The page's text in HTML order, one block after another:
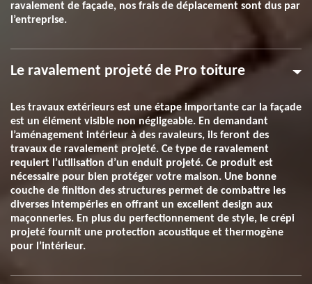
ravalement de façade, nos frais de déplacement sont dus par
l’entreprise.
Le ravalement projeté de Pro toiture
Les travaux extérieurs est une étape importante car la façade
est un élément visible non négligeable. En demandant
l’aménagement intérieur à des ravaleurs, ils feront des
travaux de ravalement projeté. Ce type de ravalement
requiert l’utilisation d’un enduit projeté. Ce produit est
nécessaire pour bien protéger votre maison. Une bonne
couche de finition des structures permet de combattre les
diverses intempéries en offrant un excellent design aux
maçonneries. En plus du perfectionnement de style, le crépi
projeté fournit une protection acoustique et thermogène
pour l’intérieur.